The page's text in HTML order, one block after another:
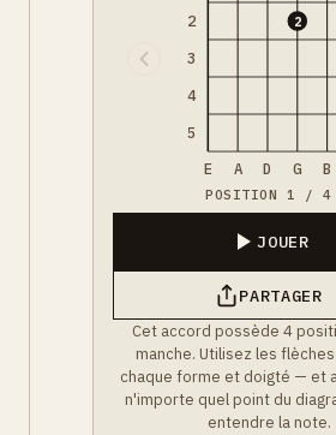
2
3
4
5
2
E A D G B
POSITION 1 / 4
JOUER
PARTAGER
Cet accord possède 4
manche. Utilisez les
chaque forme et doigté — et
n'importe quel point du
entendre la note.